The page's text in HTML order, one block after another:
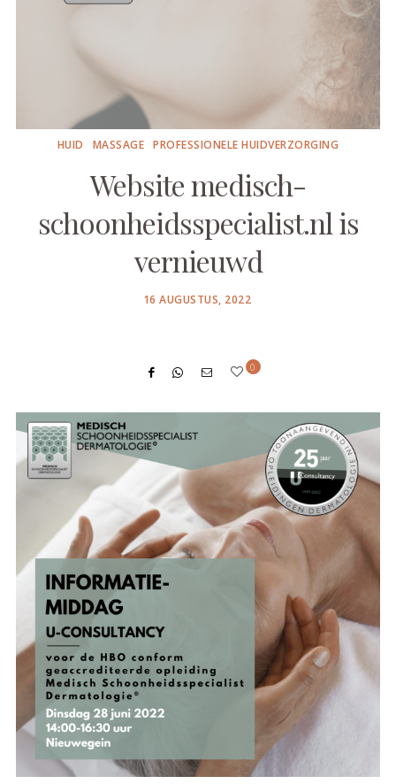
HUID MASSAGE PROFESSIONELE HUIDVERZORGING
Website medisch-
schoonheidsspecialist.nl is
vernieuwd
POSTED
16 AUGUSTUS, 2022
0